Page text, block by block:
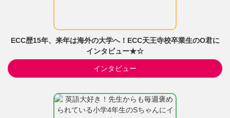
ECC歴15年、来年は海外の大学へ！ECC天王寺校卒業生のO君に
インタビュー★☆
インタビュー